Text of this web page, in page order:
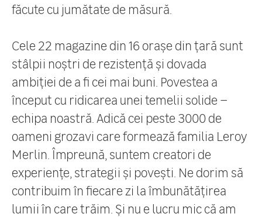
făcute cu jumătate de măsură.
Cele 22 magazine din 16 orașe din țară sunt
stâlpii noștri de rezistență și dovada
ambiției de a fi cei mai buni. Povestea a
început cu ridicarea unei temelii solide –
echipa noastră. Adică cei peste 3000 de
oameni grozavi care formează familia Leroy
Merlin. Împreună, suntem creatori de
experiențe, strategii și povești. Ne dorim să
contribuim în fiecare zi la îmbunătățirea
lumii în care trăim. Și nu e lucru mic că am